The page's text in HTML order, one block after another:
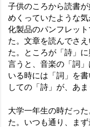
子供のころから読書
めくっていたような
化製品のパンフレッ
た。文章を読んでさ
た。ところが「詩」
言うと、音楽の「詞
いる時には「詞」を
しての「詩」が、あ
大学一年生の時だっ
た。いつも通り、ま